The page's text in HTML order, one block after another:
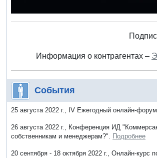
Информация о контрагентах –
События
25 августа 2022 г., IV Ежегодный онлайн-
26 августа 2022 г., Конференция ИД
собственникам и менеджерам?". Подробнее
20 сентября - 18 октября 2022 г., Онлайн-